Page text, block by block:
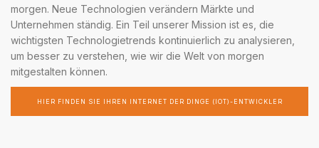
morgen. Neue Technologien verändern Märkte und
Unternehmen ständig. Ein Teil unserer Mission ist es, die
wichtigsten Technologietrends kontinuierlich zu analysieren,
um besser zu verstehen, wie wir die Welt von morgen
mitgestalten können.
HIER FINDEN SIE IHREN INTERNET DER DINGE (IOT)-ENTWICKLER